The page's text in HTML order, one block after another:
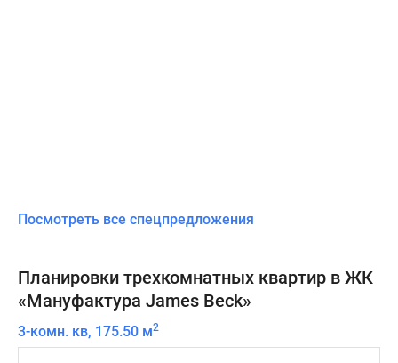
Посмотреть все спецпредложения
Планировки трехкомнатных квартир в ЖК
«Мануфактура James Beck»
3-комн. кв, 175.50 м2